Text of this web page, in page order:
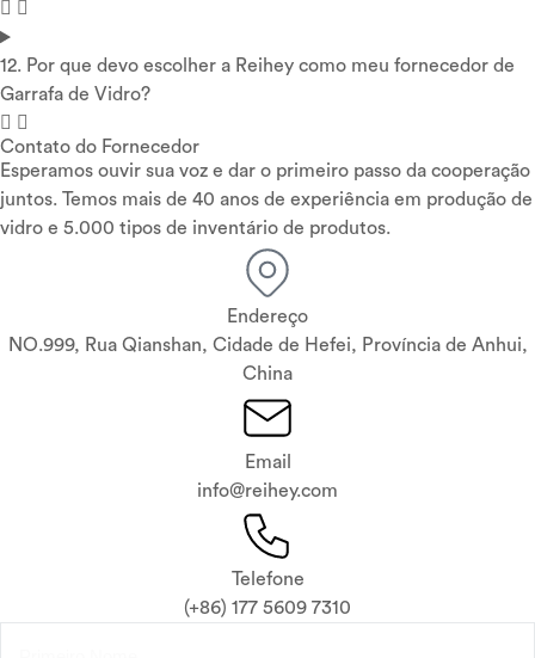
12. Por que devo escolher a Reihey como meu fornecedor de
Garrafa de Vidro?
Contato do Fornecedor
Esperamos ouvir sua voz e dar o primeiro passo da cooperação
juntos. Temos mais de 40 anos de experiência em produção de
vidro e 5.000 tipos de inventário de produtos.
Endereço
NO.999, Rua Qianshan, Cidade de Hefei, Província de Anhui,
China
Email
info@reihey.com
Telefone
(+86) 177 5609 7310